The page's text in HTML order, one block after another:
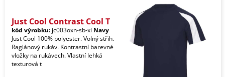
Just Cool Contrast Cool T
kód výrobku: jc003oxn-sb-xl Navy
Just Cool 100% polyester. Volný střih.
Raglánový rukáv. Kontrastní barevné
vložky na rukávech. Vlastní lehká
texturová t